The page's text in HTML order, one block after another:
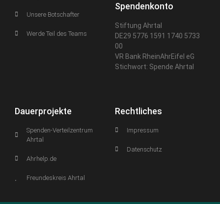
Unsere Botschafter
Werde Teil des Teams
Spendenkonto
Stiftung Ahrtal
DE29 5776 1591 1740 5733
00
VR Bank RheinAhrEifel eG
Stichwort: Spende Ahrtal
Dauerprojekte
Spenden-Verteilzentrum
Ahrtal
Ahrhelp.de
Freundeskreis Ahrtal
Rechtliches
Impressum
Datenschutz